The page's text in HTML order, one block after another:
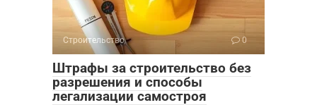
Строительство 0
Штрафы за строительство без
разрешения и способы
легализации самостроя